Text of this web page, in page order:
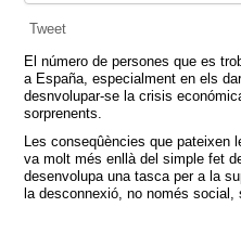
Tweet
El número de persones que es
a España, especialment en els
desnvolupar-se la crisis
sorprenents.
Les conseqûències que pateixen
va molt més enllà del simple fet
desenvolupa una tasca per a la
la desconnexió, no només